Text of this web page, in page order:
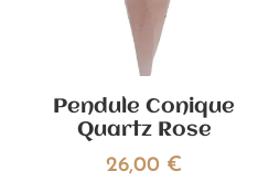
Pendule Conique
Quartz Rose
26,00 €